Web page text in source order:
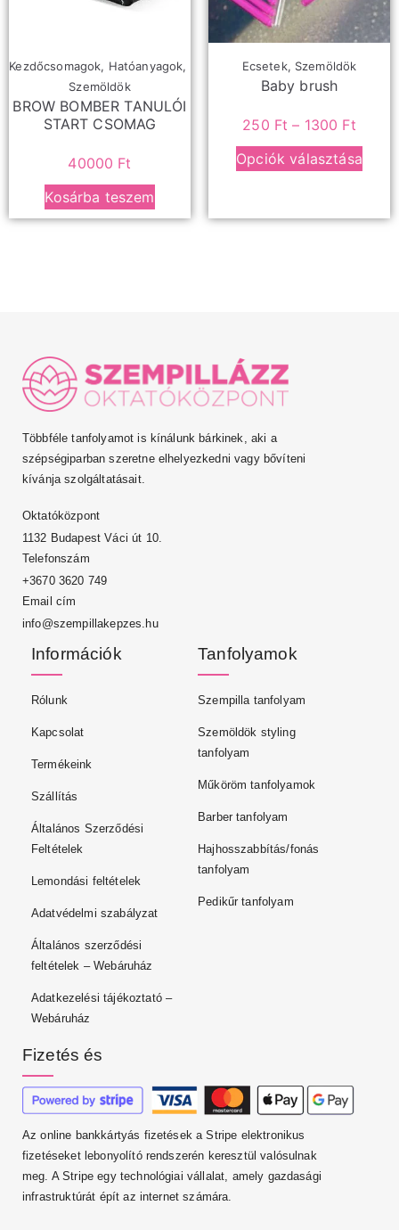
Kezdőcsomagok, Hatóanyagok,
Szemöldök
BROW BOMBER TANULÓI
START CSOMAG
40000 Ft
Kosárba teszem
Ecsetek, Szemöldök
Baby brush
250 Ft – 1300 Ft
Opciók választása
Többféle tanfolyamot is kínálunk bárkinek, aki a
szépségiparban szeretne elhelyezkedni vagy bővíteni
kívánja szolgáltatásait.
Oktatóközpont
1132 Budapest Váci út 10.
Telefonszám
+3670 3620 749
Email cím
info@szempillakepzes.hu
Információk
Rólunk
Kapcsolat
Termékeink
Szállítás
Általános Szerződési
Feltételek
Lemondási feltételek
Adatvédelmi szabályzat
Általános szerződési
feltételek – Webáruház
Adatkezelési tájékoztató –
Webáruház
Tanfolyamok
Szempilla tanfolyam
Szemöldök styling
tanfolyam
Műköröm tanfolyamok
Barber tanfolyam
Hajhosszabbítás/fonás
tanfolyam
Pedikűr tanfolyam
Fizetés és
Az online bankkártyás fizetések a Stripe elektronikus
fizetéseket lebonyolító rendszerén keresztül valósulnak
meg. A Stripe egy technológiai vállalat, amely gazdasági
infrastruktúrát épít az internet számára.